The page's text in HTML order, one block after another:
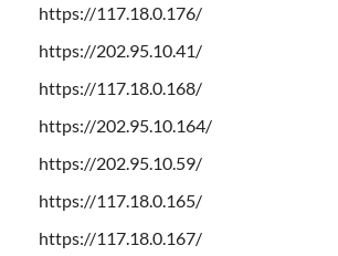
https://117.18.0.176/
https://202.95.10.41/
https://117.18.0.168/
https://202.95.10.164/
https://202.95.10.59/
https://117.18.0.165/
https://117.18.0.167/